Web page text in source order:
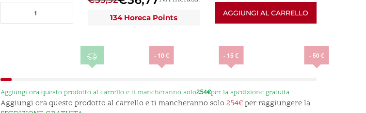
quantità
134 Horeca Points
AGGIUNGI AL CARRELLO
- 10 € - 15 € - 50 €
Aggiungi ora questo prodotto al carrello e ti mancheranno solo254€per la spedizione gratuita.
Aggiungi ora questo prodotto al carrello e ti mancheranno solo 254€per raggiungere la